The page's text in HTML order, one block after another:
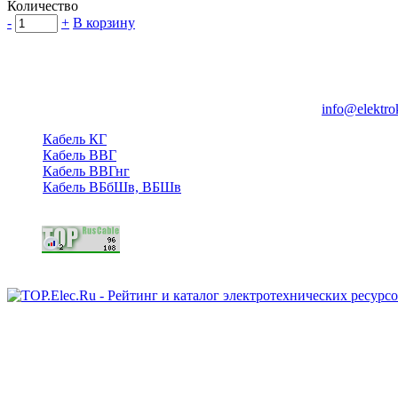
Количество
-
+ В корзину
Кабель КГ
Кабель ВВГ
Кабель ВВГнг
Кабель ВБбШв, ВБШв